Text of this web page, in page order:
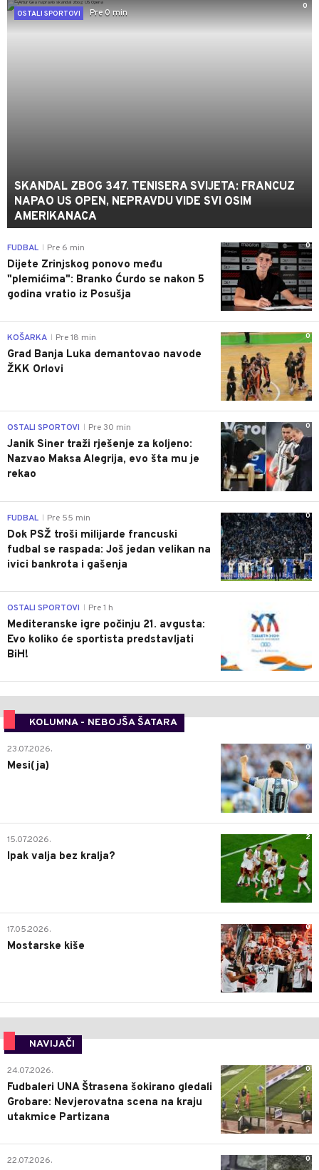
0
OSTALI SPORTOVI
Pre 0 min
SKANDAL ZBOG 347. TENISERA SVIJETA: FRANCUZ
NAPAO US OPEN, NEPRAVDU VIDE SVI OSIM
AMERIKANACA
0
FUDBAL Pre 6 min
Dijete Zrinjskog ponovo među
"plemićima": Branko Ćurdo se nakon 5
godina vratio iz Posušja
0
KOŠARKA Pre 18 min
Grad Banja Luka demantovao navode
ŽKK Orlovi
0
OSTALI SPORTOVI Pre 30 min
Janik Siner traži rješenje za koljeno:
Nazvao Maksa Alegrija, evo šta mu je
rekao
0
FUDBAL Pre 55 min
Dok PSŽ troši milijarde francuski
fudbal se raspada: Još jedan velikan na
ivici bankrota i gašenja
OSTALI SPORTOVI Pre 1 h
Mediteranske igre počinju 21. avgusta:
Evo koliko će sportista predstavljati
BiH!
KOLUMNA - NEBOJŠA ŠATARA
0
23.07.2026.
Mesi(ja)
2
15.07.2026.
Ipak valja bez kralja?
0
17.05.2026.
Mostarske kiše
NAVIJAČI
0
24.07.2026.
Fudbaleri UNA Štrasena šokirano gledali
Grobare: Nevjerovatna scena na kraju
utakmice Partizana
0
22.07.2026.